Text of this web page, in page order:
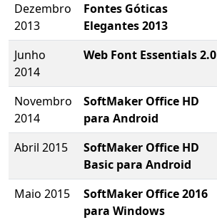
Dezembro
2013
Fontes Góticas
Elegantes 2013
Junho
2014
Web Font Essentials 2.0
Novembro
2014
SoftMaker Office HD
para Android
Abril 2015
SoftMaker Office HD
Basic para Android
Maio 2015
SoftMaker Office 2016
para Windows